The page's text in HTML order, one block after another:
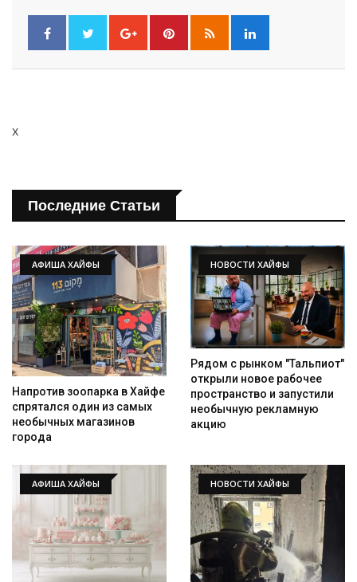
x
Последние Статьи
АФИША ХАЙФЫ
Напротив зоопарка в Хайфе
спрятался один из самых
необычных магазинов
города
НОВОСТИ ХАЙФЫ
Рядом с рынком "Тальпиот"
открыли новое рабочее
пространство и запустили
необычную рекламную
акцию
АФИША ХАЙФЫ НОВОСТИ ХАЙФЫ